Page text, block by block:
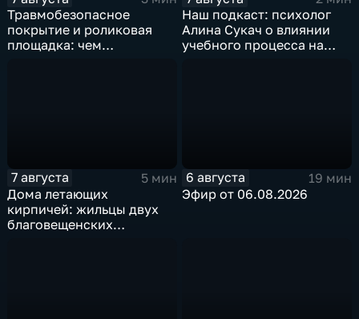
Травмобезопасное
покрытие и роликовая
площадка: чем
Наш подкаст: психолог
Алина Сукач о влиянии
учебного процесса на
7 августа
5 мин
Дома летающих
кирпичей: жильцы двух
благовещенских
6 августа
19 мин
Эфир от 06.08.2026